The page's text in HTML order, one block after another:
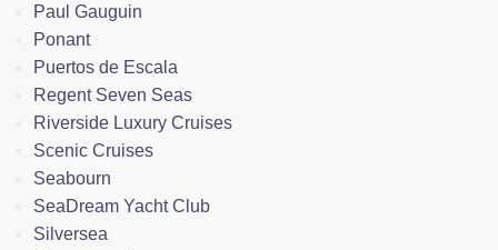
Paul Gauguin
Ponant
Puertos de Escala
Regent Seven Seas
Riverside Luxury Cruises
Scenic Cruises
Seabourn
SeaDream Yacht Club
Silversea